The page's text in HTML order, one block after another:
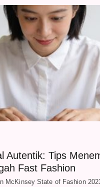
Autentik: Tips
Fast Fashion
McKinsey State of Fashion